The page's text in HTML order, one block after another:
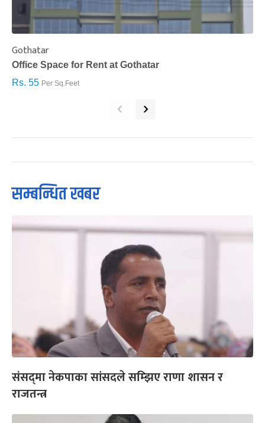
Gothatar
Office Space for Rent at Gothatar
Rs. 55 Per Sq.Feet
‹ ›
सम्बन्धित खबर
संसद्‌मा नेकपाका सांसदले सम्झिए राणा शासन र
राजतन्त्र